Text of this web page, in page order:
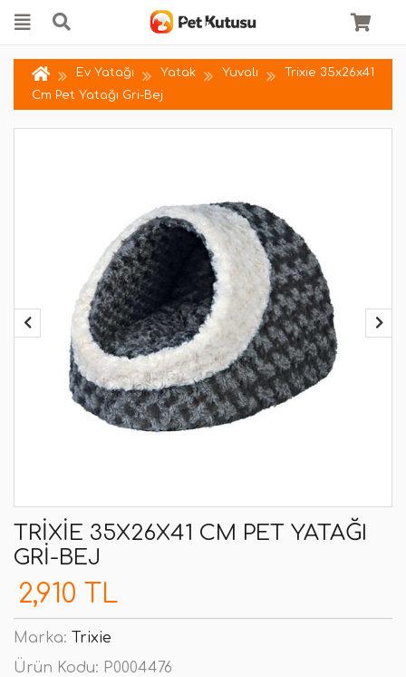
Ev Yatağı Yatak Yuvalı
Trixie 35x26x41
Cm Pet Yatağı Gri-Bej
TRIXIE 35X26X41 CM PET YATAĞI
GRI-BEJ
2,910 TL
Marka: Trixie
Ürün Kodu: P0004476